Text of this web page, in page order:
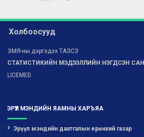
Холбоосууд
ЭМЯ-ны дэргэдэх ТАЗСЗ
СТАТИСТИКИЙН МЭДЭЭЛЛИЙН НЭГДСЭН САН
LICEMED
ЭРҮҮЛ МЭНДИЙН ЯАМНЫ ХАРЪЯА
Эрүүл мэндийн даатгалын ерөнхий газар